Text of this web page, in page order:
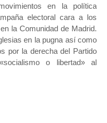
en la política
electoral cara a los
la Comunidad de Madrid.
en la pugna así como
por la derecha del Partido
o libertad» al